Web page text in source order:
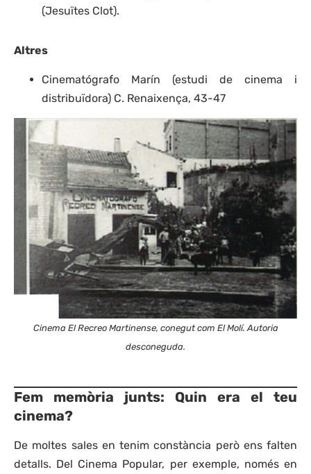
(Jesuïtes Clot).
Altres
Cinematógrafo Marín (estudi de cinema i
distribuïdora) C. Renaixença, 43-47
Cinema El Recreo Martinense, conegut com El Molí. Autoria
desconeguda.
Fem memòria junts: Quin era el teu
cinema?
De moltes sales en tenim constància però ens falten
detalls. Del Cinema Popular, per exemple, només en